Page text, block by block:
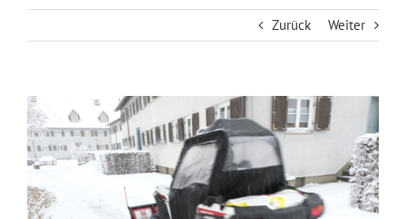
Zurück Weiter
View
Larger
Image